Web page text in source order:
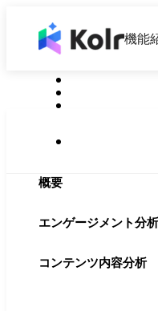
機能
概要
エンゲージメント分析
コンテンツ内容分析